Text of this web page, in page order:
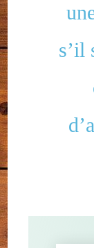
s’il